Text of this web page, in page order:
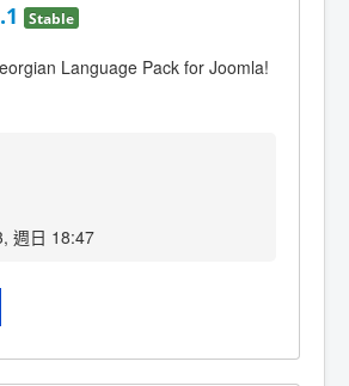
Stable
Language Pack for Joomla!
週日 18:47